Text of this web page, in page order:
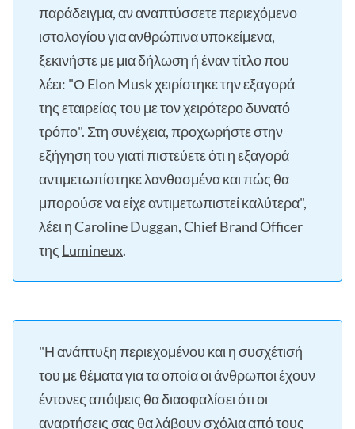
παράδειγμα, αν αναπτύσσετε περιεχόμενο
ιστολογίου για ανθρώπινα υποκείμενα,
ξεκινήστε με μια δήλωση ή έναν τίτλο που
λέει: "Ο Elon Musk χειρίστηκε την εξαγορά
της εταιρείας του με τον χειρότερο δυνατό
τρόπο". Στη συνέχεια, προχωρήστε στην
εξήγηση του γιατί πιστεύετε ότι η εξαγορά
αντιμετωπίστηκε λανθασμένα και πώς θα
μπορούσε να είχε αντιμετωπιστεί καλύτερα",
λέει η Caroline Duggan, Chief Brand Officer
της Lumineux.
"Η ανάπτυξη περιεχομένου και η συσχέτισή
του με θέματα για τα οποία οι άνθρωποι έχουν
έντονες απόψεις θα διασφαλίσει ότι οι
αναρτήσεις σας θα λάβουν σχόλια από τους